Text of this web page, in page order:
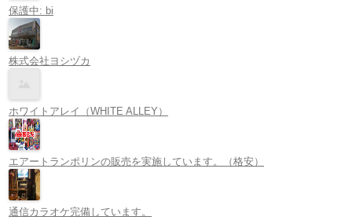
保護中: bi
株式会社ヨシヅカ
ホワイトアレイ（WHITE ALLEY）
エアートランポリンの販売を実施しています。（格安）
通信カラオケ完備しています。